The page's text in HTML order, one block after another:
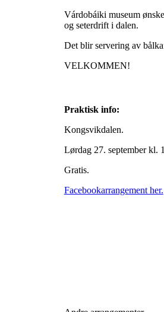
Várdobáiki museum
og seterdrift i dalen.
Det blir servering av
VELKOMMEN!
Praktisk info:
Kongsvikdalen.
Lørdag 27. september kl.
Gratis.
Facebookarrangement her.